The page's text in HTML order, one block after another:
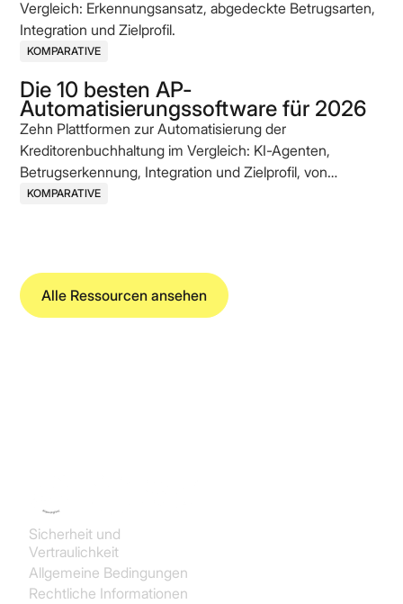
Vergleich: Erkennungsansatz, abgedeckte Betrugsarten,
Integration und Zielprofil.
KOMPARATIVE
Die 10 besten AP-
Automatisierungssoftware für 2026
Zehn Plattformen zur Automatisierung der
Kreditorenbuchhaltung im Vergleich: KI-Agenten,
Betrugserkennung, Integration und Zielprofil, von
etablierten Enterprise-Anbietern bis zu AI-nativen
KOMPARATIVE
Alle Ressourcen ansehen
Sicherheit und
Vertraulichkeit
Allgemeine Bedingungen
Rechtliche Informationen